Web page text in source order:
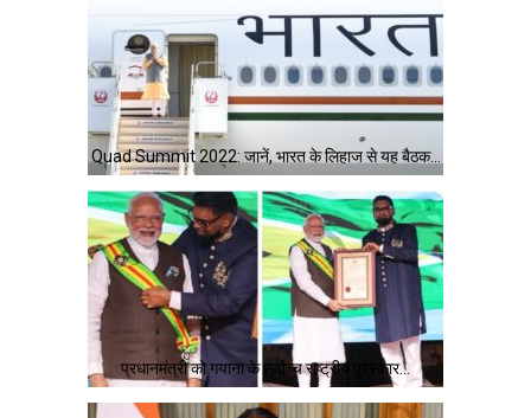
Quad Summit 2022: जानें, भारत के लिहाज से यह बैठक…
प्रधानमंत्री को गयाना के सर्वोच्च राष्ट्रीय पुरस्कार…